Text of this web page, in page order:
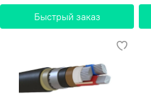
Быстрый заказ